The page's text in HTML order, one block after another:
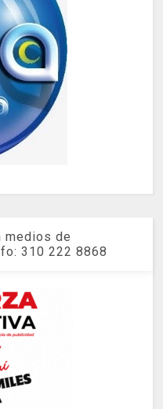
medios de
310 222 8868